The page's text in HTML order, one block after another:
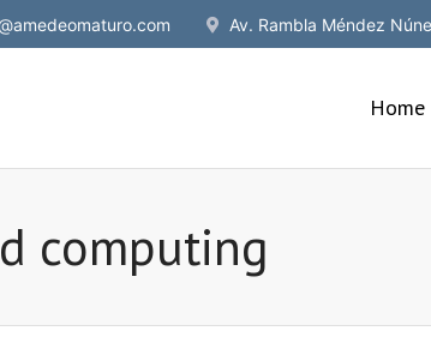
Av. Rambla Méndez
Home
computing